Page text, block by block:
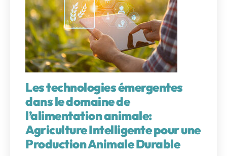
Les technologies émergentes
dans le domaine de
l’alimentation animale:
Agriculture Intelligente pour une
Production Animale Durable